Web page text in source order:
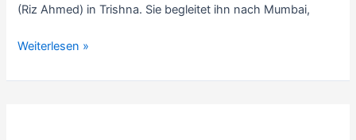
(Riz Ahmed) in Trishna. Sie begleitet ihn nach Mumbai,
Rezension
Spielfilm:
Weiterlesen »